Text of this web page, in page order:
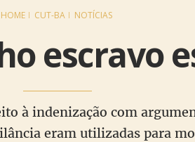
HOME CUT-BA NOTÍCIAS
escravo
à indenização com
eram utilizadas para